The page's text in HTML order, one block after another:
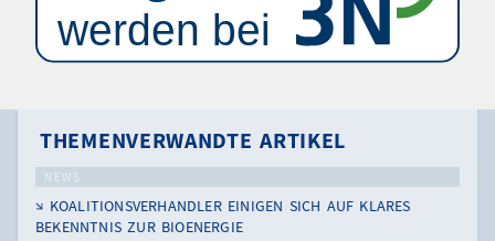
THEMENVERWANDTE ARTIKEL
NEWS
KOALITIONSVERHANDLER EINIGEN SICH AUF KLARES
BEKENNTNIS ZUR BIOENERGIE